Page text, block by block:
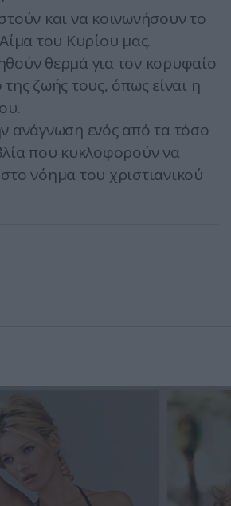
και να κοινωνήσουν το
του Κυρίου μας.
θερμά για τον κορυφαίο
ζωής τους, όπως είναι η
ανάγνωση ενός από τα τόσο
που κυκλοφορούν να
νόημα του χριστιανικού